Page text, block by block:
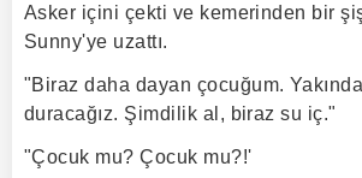
Asker içini çekti ve kemerinden bir
Sunny'ye uzattı.
"Biraz daha dayan çocuğum.
duracağız. Şimdilik al, biraz su iç."
"Çocuk mu? Çocuk mu?!'